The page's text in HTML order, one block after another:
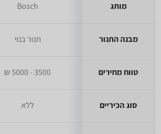
מותג
מבנה התנור
טווח מחירים
סוג הכיריים
Bosch
תנור בנוי
3500 - 5000 ₪
ללא